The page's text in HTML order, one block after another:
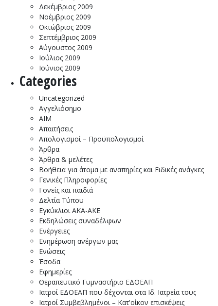
Δεκέμβριος 2009
Νοέμβριος 2009
Οκτώβριος 2009
Σεπτέμβριος 2009
Αύγουστος 2009
Ιούλιος 2009
Ιούνιος 2009
Categories
Uncategorized
Αγγελιόσημο
ΑΙΜ
Απαιτήσεις
Απολογισμοί – Προϋπολογισμοί
Άρθρα
Άρθρα & μελέτες
Βοήθεια για άτομα με αναπηρίες και Ειδικές ανάγκες
Γενικές Πληροφορίες
Γονείς και παιδιά
Δελτία Τύπου
Εγκύκλιοι ΑΚΑ-ΑΚΕ
Εκδηλώσεις συναδέλφων
Ενέργειες
Ενημέρωση ανέργων μας
Ενώσεις
Έσοδα
Εφημερίες
Θεραπευτικό Γυμναστήριο ΕΔΟΕΑΠ
Ιατροί ΕΔΟΕΑΠ που δέχονται στα Ιδ. Ιατρεία τους
Ιατροί Συμβεβλημένοι – Κατ'οίκον επισκέψεις